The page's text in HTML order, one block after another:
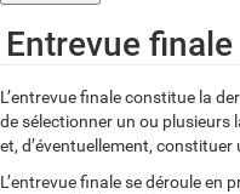
Entrevue finale
L’entrevue finale constitue la
de sélectionner un ou
et, d’éventuellement,
L’entrevue finale se déroule en